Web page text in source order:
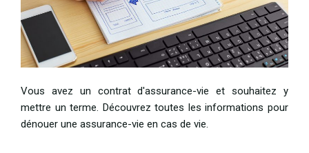
Vous avez un contrat d'assurance-vie et souhaitez y
mettre un terme. Découvrez toutes les informations pour
dénouer une assurance-vie en cas de vie.